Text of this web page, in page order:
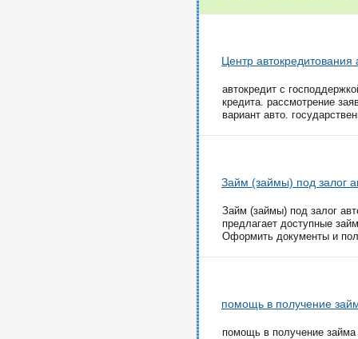
Центр автокредитования
автокредит с
кредита. рассмотрение
вариант авто.
Займ (займы) под залог
Займ (займы) под залог
предлагает доступные
Оформить документы и
помощь в получение
помощь в получение займа